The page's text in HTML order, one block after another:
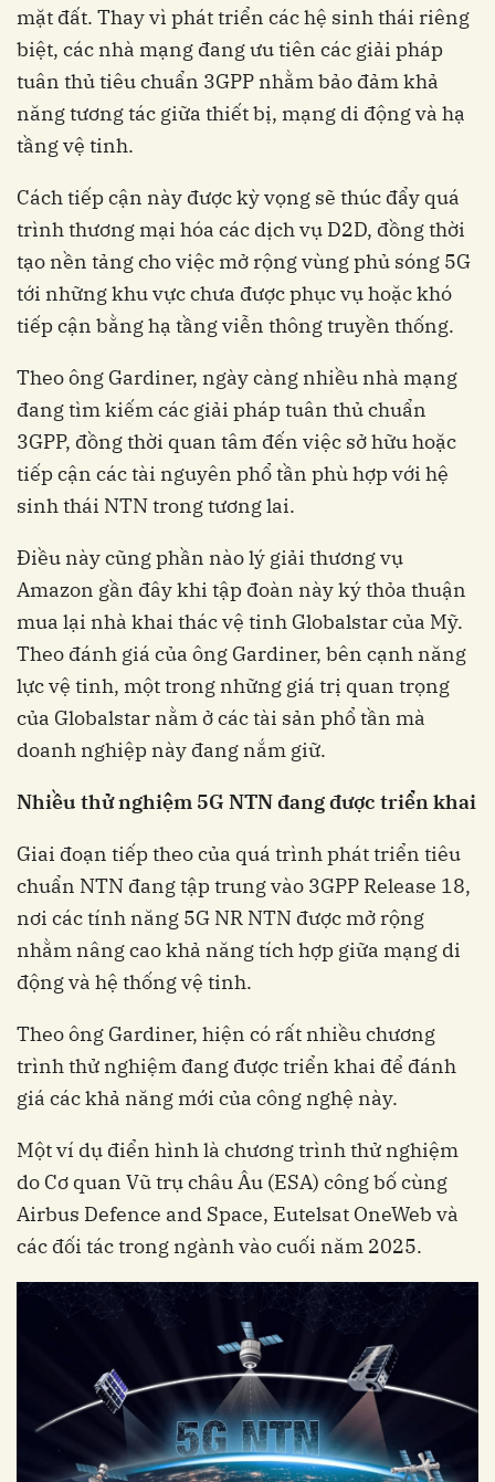
mặt đất. Thay vì phát triển các hệ sinh thái riêng
biệt, các nhà mạng đang ưu tiên các giải pháp
tuân thủ tiêu chuẩn 3GPP nhằm bảo đảm khả
năng tương tác giữa thiết bị, mạng di động và hạ
tầng vệ tinh.
Cách tiếp cận này được kỳ vọng sẽ thúc đẩy quá
trình thương mại hóa các dịch vụ D2D, đồng thời
tạo nền tảng cho việc mở rộng vùng phủ sóng 5G
tới những khu vực chưa được phục vụ hoặc khó
tiếp cận bằng hạ tầng viễn thông truyền thống.
Theo ông Gardiner, ngày càng nhiều nhà mạng
đang tìm kiếm các giải pháp tuân thủ chuẩn
3GPP, đồng thời quan tâm đến việc sở hữu hoặc
tiếp cận các tài nguyên phổ tần phù hợp với hệ
sinh thái NTN trong tương lai.
Điều này cũng phần nào lý giải thương vụ
Amazon gần đây khi tập đoàn này ký thỏa thuận
mua lại nhà khai thác vệ tinh Globalstar của Mỹ.
Theo đánh giá của ông Gardiner, bên cạnh năng
lực vệ tinh, một trong những giá trị quan trọng
của Globalstar nằm ở các tài sản phổ tần mà
doanh nghiệp này đang nắm giữ.
Nhiều thử nghiệm 5G NTN đang được triển khai
Giai đoạn tiếp theo của quá trình phát triển tiêu
chuẩn NTN đang tập trung vào 3GPP Release 18,
nơi các tính năng 5G NR NTN được mở rộng
nhằm nâng cao khả năng tích hợp giữa mạng di
động và hệ thống vệ tinh.
Theo ông Gardiner, hiện có rất nhiều chương
trình thử nghiệm đang được triển khai để đánh
giá các khả năng mới của công nghệ này.
Một ví dụ điển hình là chương trình thử nghiệm
do Cơ quan Vũ trụ châu Âu (ESA) công bố cùng
Airbus Defence and Space, Eutelsat OneWeb và
các đối tác trong ngành vào cuối năm 2025.